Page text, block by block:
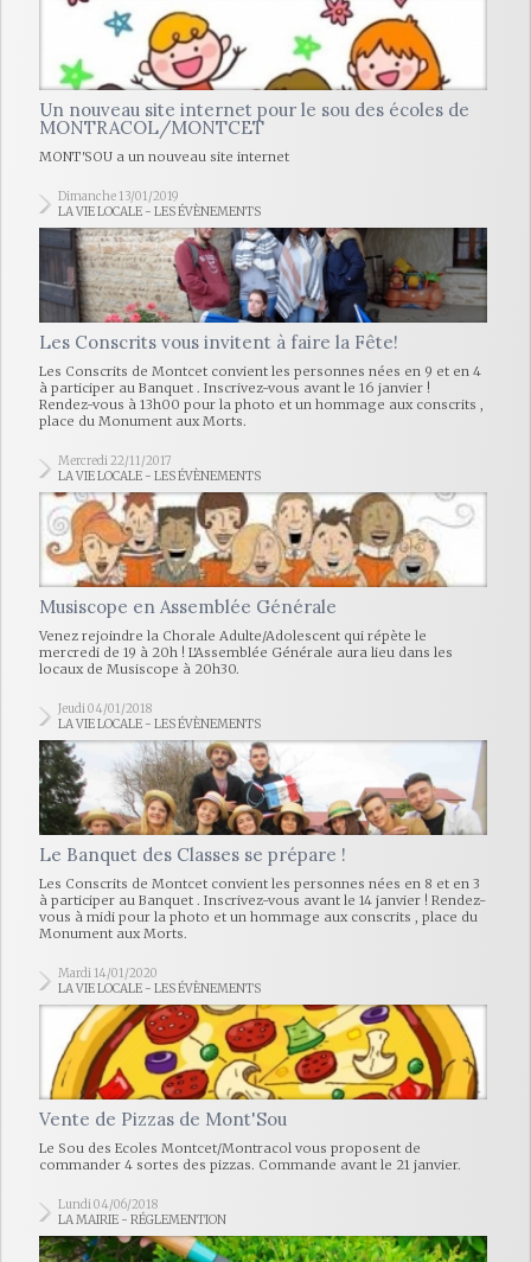
Un nouveau site internet pour le sou des écoles de
MONTRACOL/MONTCET
MONT'SOU a un nouveau site internet
Dimanche 13/01/2019
LA VIE LOCALE - LES ÉVÈNEMENTS
Les Conscrits vous invitent à faire la Fête!
Les Conscrits de Montcet convient les personnes nées en 9 et en 4
à participer au Banquet . Inscrivez-vous avant le 16 janvier !
Rendez-vous à 13h00 pour la photo et un hommage aux conscrits ,
place du Monument aux Morts.
Mercredi 22/11/2017
LA VIE LOCALE - LES ÉVÈNEMENTS
Musiscope en Assemblée Générale
Venez rejoindre la Chorale Adulte/Adolescent qui répète le
mercredi de 19 à 20h ! L'Assemblée Générale aura lieu dans les
locaux de Musiscope à 20h30.
Jeudi 04/01/2018
LA VIE LOCALE - LES ÉVÈNEMENTS
Le Banquet des Classes se prépare !
Les Conscrits de Montcet convient les personnes nées en 8 et en 3
à participer au Banquet . Inscrivez-vous avant le 14 janvier ! Rendez-
vous à midi pour la photo et un hommage aux conscrits , place du
Monument aux Morts.
Mardi 14/01/2020
LA VIE LOCALE - LES ÉVÈNEMENTS
Vente de Pizzas de Mont'Sou
Le Sou des Ecoles Montcet/Montracol vous proposent de
commander 4 sortes des pizzas. Commande avant le 21 janvier.
Lundi 04/06/2018
LA MAIRIE - RÉGLEMENTION